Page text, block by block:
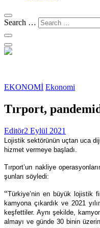
Search …
EKONOMİ Ekonomi
Tırport,
Editör2 Eylül 2021
Lojistik sektörünün uçtan uca
hizmet vermeye başladı.
Tırport’un nakliye
şunları söyledi:
“Türkiye’nin en büyük lojistik
kamyona çıkardık ve 2021
keşfettiler. Aynı şekilde,
almayı ve günde 30 binin